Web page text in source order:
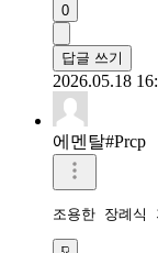
0
답글 쓰기
2026.05.18
에멘탈#Prcp
조용한 장례식